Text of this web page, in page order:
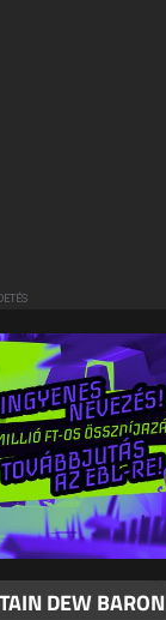
DEW BARON